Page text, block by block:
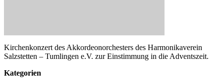
Kirchenkonzert des Akkordeonorchesters des Harmonikaverein
Salzstetten – Tumlingen e.V. zur Einstimmung in die Adventszeit.
Kategorien